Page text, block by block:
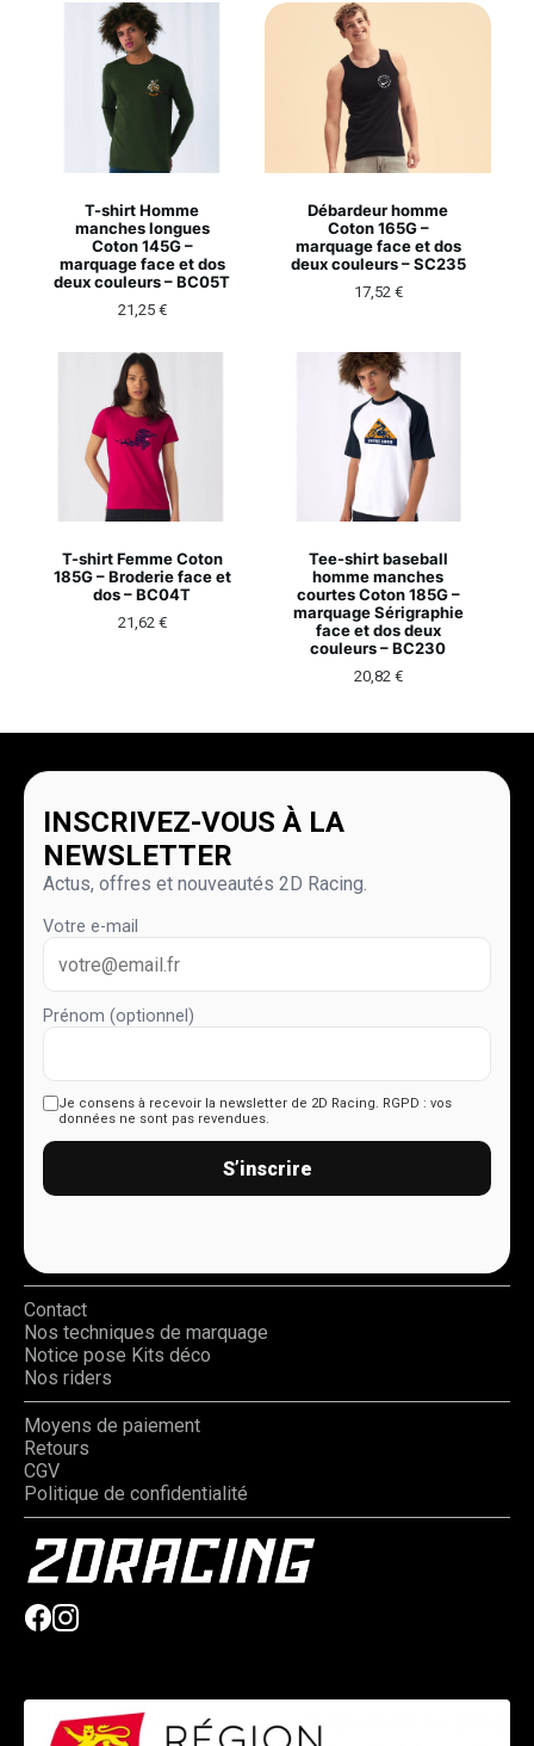
T-shirt Homme
manches longues
Coton 145G –
marquage face et dos
deux couleurs – BC05T
21,25 €
Débardeur homme
Coton 165G –
marquage face et dos
deux couleurs – SC235
17,52 €
T-shirt Femme Coton
185G – Broderie face et
dos – BC04T
21,62 €
Tee-shirt baseball
homme manches
courtes Coton 185G –
marquage Sérigraphie
face et dos deux
couleurs – BC230
20,82 €
INSCRIVEZ-VOUS À LA
NEWSLETTER
Actus, offres et nouveautés 2D Racing.
Votre e-mail
Prénom (optionnel)
Je consens à recevoir la newsletter de 2D Racing. RGPD : vos
données ne sont pas revendues.
S’inscrire
Contact
Nos techniques de marquage
Notice pose Kits déco
Nos riders
Moyens de paiement
Retours
CGV
Politique de confidentialité